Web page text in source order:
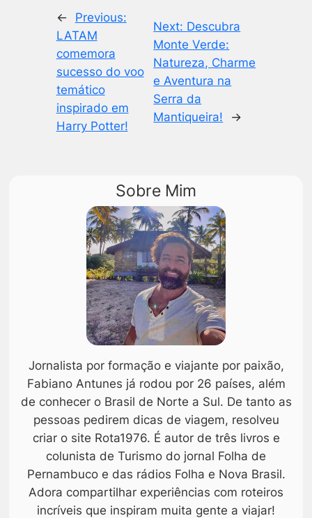
←
Previous:
LATAM
comemora
sucesso do voo
temático
inspirado em
Harry Potter!
Next: Descubra
Monte Verde:
Natureza, Charme
e Aventura na
Serra da
Mantiqueira!
→
Sobre Mim
Jornalista por formação e viajante por paixão,
Fabiano Antunes já rodou por 26 países, além
de conhecer o Brasil de Norte a Sul. De tanto as
pessoas pedirem dicas de viagem, resolveu
criar o site Rota1976. É autor de três livros e
colunista de Turismo do jornal Folha de
Pernambuco e das rádios Folha e Nova Brasil.
Adora compartilhar experiências com roteiros
incríveis que inspiram muita gente a viajar!